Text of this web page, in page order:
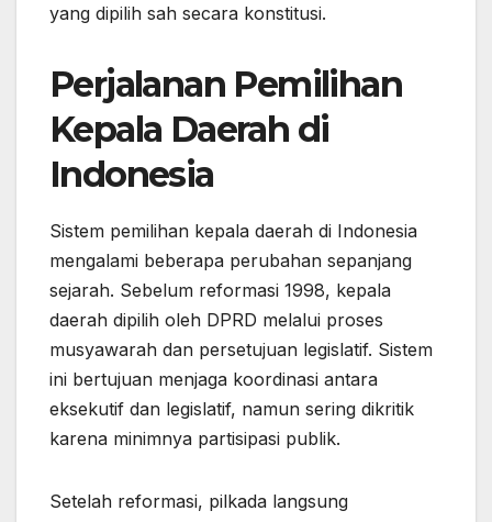
yang dipilih sah secara konstitusi.
Perjalanan Pemilihan
Kepala Daerah di
Indonesia
Sistem pemilihan kepala daerah di Indonesia
mengalami beberapa perubahan sepanjang
sejarah. Sebelum reformasi 1998, kepala
daerah dipilih oleh DPRD melalui proses
musyawarah dan persetujuan legislatif. Sistem
ini bertujuan menjaga koordinasi antara
eksekutif dan legislatif, namun sering dikritik
karena minimnya partisipasi publik.
Setelah reformasi, pilkada langsung